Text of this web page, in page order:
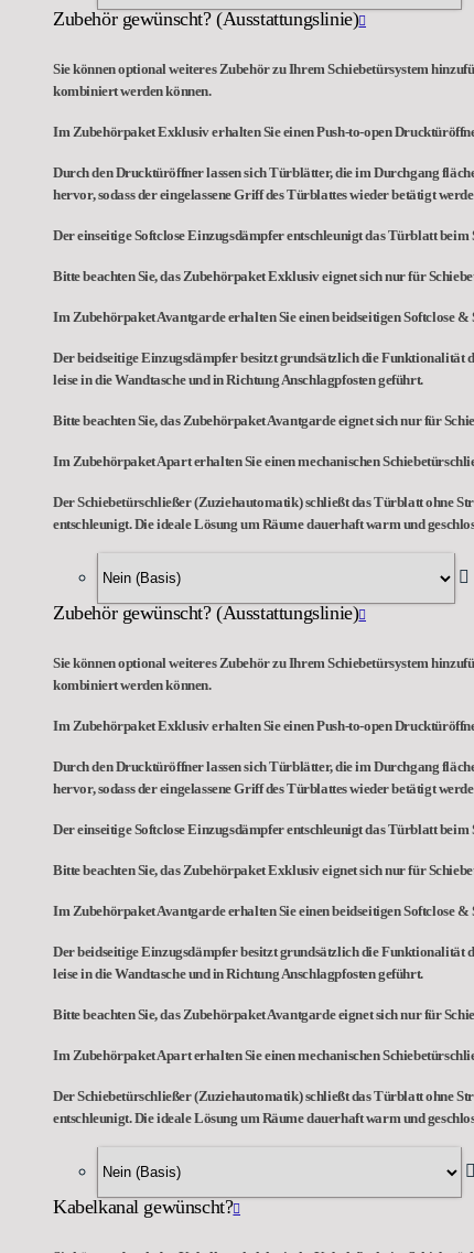
Zubehör gewünscht? (Ausstattungslinie)
Sie können optional weiteres Zubehör zu Ihrem Schiebetürsystem
kombiniert werden können.
Im Zubehörpaket Exklusiv erhalten Sie einen Push-to-open
Durch den Drucktüröffner lassen sich Türblätter, die im Durchgang
hervor, sodass der eingelassene Griff des Türblattes wieder betätigt
Der einseitige Softclose Einzugsdämpfer entschleunigt das Türblatt
Bitte beachten Sie, das Zubehörpaket Exklusiv eignet sich nur für
Im Zubehörpaket Avantgarde erhalten Sie einen beidseitigen Softclose &
Der beidseitige Einzugsdämpfer besitzt grundsätzlich die Funktionalität
leise in die Wandtasche und in Richtung Anschlagpfosten geführt.
Bitte beachten Sie, das Zubehörpaket Avantgarde eignet sich nur für
Im Zubehörpaket Apart erhalten Sie einen mechanischen
Der Schiebetürschließer (Zuziehautomatik) schließt das Türblatt ohne
entschleunigt. Die ideale Lösung um Räume dauerhaft warm und
Zubehör gewünscht? (Ausstattungslinie)
Sie können optional weiteres Zubehör zu Ihrem Schiebetürsystem
kombiniert werden können.
Im Zubehörpaket Exklusiv erhalten Sie einen Push-to-open
Durch den Drucktüröffner lassen sich Türblätter, die im Durchgang
hervor, sodass der eingelassene Griff des Türblattes wieder betätigt
Der einseitige Softclose Einzugsdämpfer entschleunigt das Türblatt
Bitte beachten Sie, das Zubehörpaket Exklusiv eignet sich nur für
Im Zubehörpaket Avantgarde erhalten Sie einen beidseitigen Softclose &
Der beidseitige Einzugsdämpfer besitzt grundsätzlich die Funktionalität
leise in die Wandtasche und in Richtung Anschlagpfosten geführt.
Bitte beachten Sie, das Zubehörpaket Avantgarde eignet sich nur für
Im Zubehörpaket Apart erhalten Sie einen mechanischen
Der Schiebetürschließer (Zuziehautomatik) schließt das Türblatt ohne
entschleunigt. Die ideale Lösung um Räume dauerhaft warm und
Kabelkanal gewünscht?